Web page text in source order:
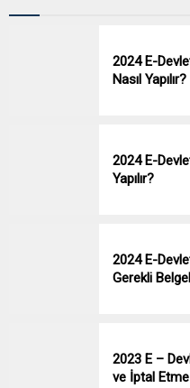
2024 E-
Nasıl Yapılır?
2024 E-
Yapılır?
2024 E-
Gerekli
2023 E –
ve İptal Etme